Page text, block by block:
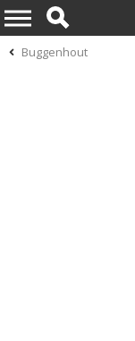
Buggenhout